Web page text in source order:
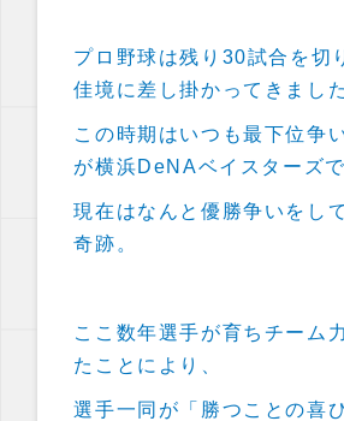
プロ野球は残り30試合を切
佳境に差し掛かってきました
この時期はいつも最下位争
が横浜DeNAベイスターズで
現在はなんと優勝争いをし
奇跡。
ここ数年選手が育ちチーム
たことにより、
選手一同が「勝つことの喜